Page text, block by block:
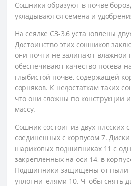
Сошники образуют в почве
укладываются семена и
На сеялке СЗ-3,6 установлены
Достоинство этих сошников
они почти не залипают влажной
обеспечивают качество посева
глыбистой почве, содержащей
сорняков. К недостаткам таких
что они сложны по конструкции
массу.
Сошник состоит из двух плоских
соединенных с корпусом 7.
шариковых подшипниках 11 с
закрепленных на оси 14, в
Подшипники защищены от пыли
уплотнителями 10. Чтобы снять